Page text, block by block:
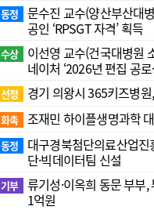
지침·기준·평가 약제
동정
문수진 교수( 양산부산대
공인 ‘RPSGT 자격’ 획득
수상
이선영 교수(건국대병원
네이처 ‘2026년 편집 공로
선정 경기 의왕시 365키즈병
화촉 조재민 하이플생명과학
동정
대구경북첨단의료산업
단·빅데이터팀 신설
기부 류기성·이옥희 동문 부부
1억원